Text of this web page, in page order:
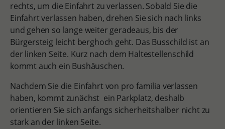
rechts, um die Einfahrt zu verlassen. Sobald Sie die
Einfahrt verlassen haben, drehen Sie sich nach links
und gehen so lange weiter geradeaus, bis der
Bürgersteig leicht berghoch geht. Das Busschild ist an
der linken Seite. Kurz nach dem Haltestellenschild
kommt auch ein Bushäuschen.
Nachdem Sie die Einfahrt von pro familia verlassen
haben, kommt zunächst ein Parkplatz, deshalb
orientieren Sie sich anfangs sicherheitshalber nicht zu
stark an der linken Seite.